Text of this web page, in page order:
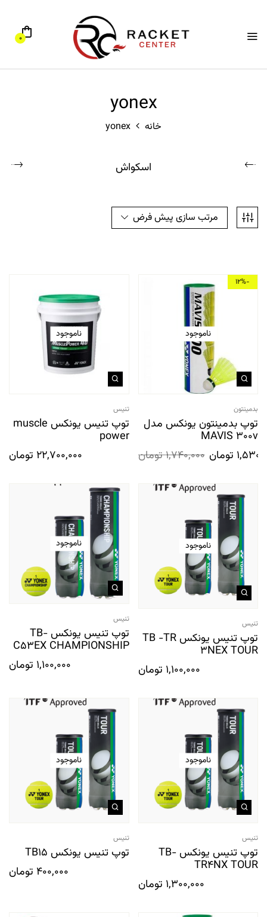
0
yonex
خانه
اسکواش
مرتب سازی پیش فرض
-12%
ناموجود
بدمینتون
توپ بدمینتون یونکس مدل
MAVIS 300v
1,740,000تومان تومان
ناموجود
تنیس
توپ تنیس یونکس muscle
power
22,700,000 تومان
ناموجود
تنیس
توپ تنیس یونکس TB -TR
3NEX TOUR
1,100,000 تومان
ناموجود
تنیس
توپ تنیس یونکس TB-
C53EX CHAMPIONSHIP
1,100,000 تومان
ناموجود
تنیس
توپ تنیس یونکس TB-
TR4NX TOUR
1,300,000 تومان
ناموجود
تنیس
توپ تنیس یونکس TB15
400,000 تومان